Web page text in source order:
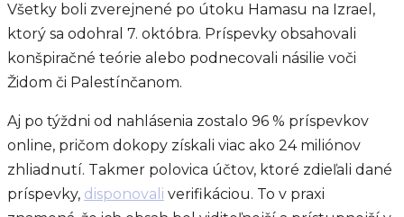
Všetky boli zverejnené po útoku Hamasu na Izrael,
ktorý sa odohral 7. októbra. Príspevky obsahovali
konšpiračné teórie alebo podnecovali násilie voči
Židom či Palestínčanom.
Aj po týždni od nahlásenia zostalo 96 % príspevkov
online, pričom dokopy získali viac ako 24 miliónov
zhliadnutí. Takmer polovica účtov, ktoré zdieľali dané
príspevky, disponovali verifikáciou. To v praxi